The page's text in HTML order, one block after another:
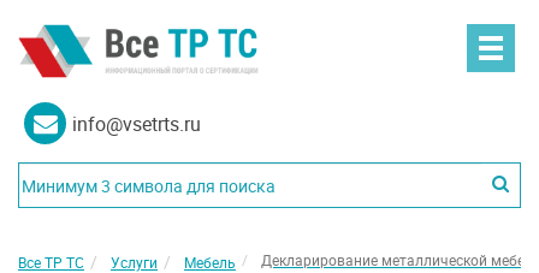
info@vsetrts.ru
Все ТР ТС Услуги Мебель Декларирование металлической